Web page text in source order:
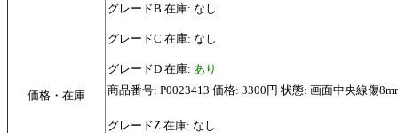
価格・在庫
グレードB 在庫: なし
グレードC 在庫: なし
グレードD 在庫: あり
商品番号: P0023413 価格: 3300円 状態: 画面中央線傷
グレードZ 在庫: なし